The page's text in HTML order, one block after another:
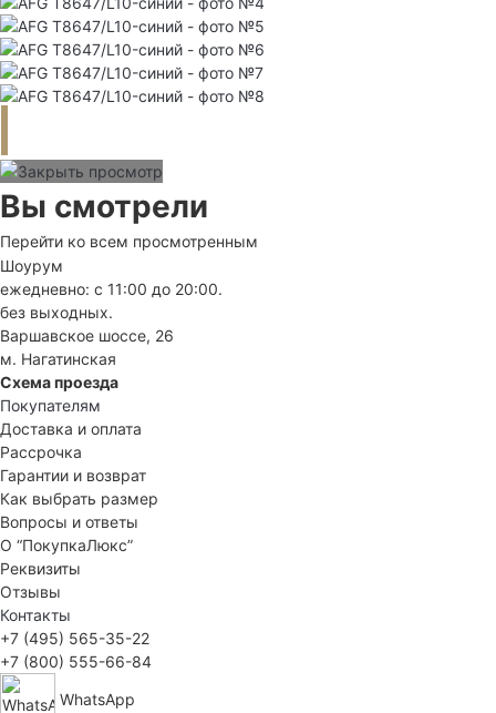
Вы смотрели
Перейти ко всем просмотренным
Шоурум
ежедневно: с 11:00 до 20:00.
без выходных.
Варшавское шоссе, 26
м. Нагатинская
Схема проезда
Покупателям
Доставка и оплата
Рассрочка
Гарантии и возврат
Как выбрать размер
Вопросы и ответы
О “ПокупкаЛюкс”
Реквизиты
Отзывы
Контакты
+7 (495) 565-35-22
+7 (800) 555-66-84
WhatsApp